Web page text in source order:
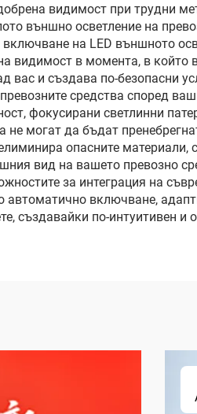
видимост при трудни
външно осветление на
на LED външното
видимост в момента, в който
вас и създава по-безопасни
средства според
фокусирани светлинни
не могат да бъдат
опасните
вид на вашето превозно
за интеграция на
автоматично включване,
създавайки по-интуитивен и